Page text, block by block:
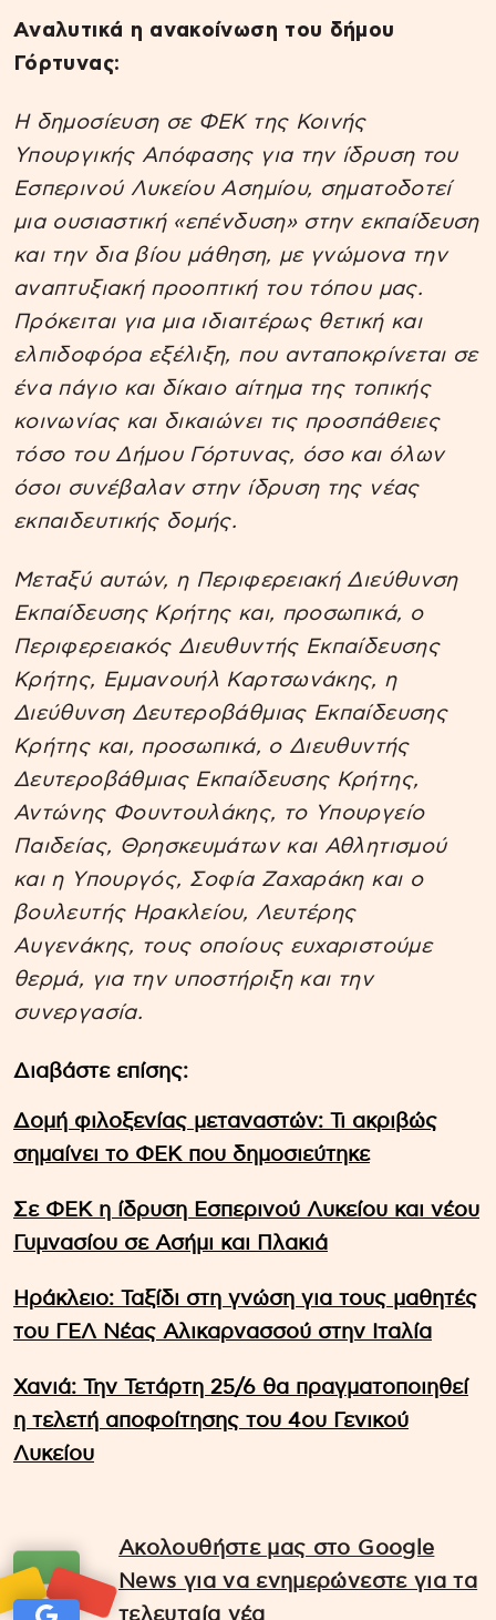
Αναλυτικά η ανακοίνωση του δήμου
Γόρτυνας:
Η δημοσίευση σε ΦΕΚ της Κοινής
Υπουργικής Απόφασης για την ίδρυση του
Εσπερινού Λυκείου Ασημίου, σηματοδοτεί
μια ουσιαστική «επένδυση» στην εκπαίδευση
και την δια βίου μάθηση, με γνώμονα την
αναπτυξιακή προοπτική του τόπου μας.
Πρόκειται για μια ιδιαιτέρως θετική και
ελπιδοφόρα εξέλιξη, που ανταποκρίνεται σε
ένα πάγιο και δίκαιο αίτημα της τοπικής
κοινωνίας και δικαιώνει τις προσπάθειες
τόσο του Δήμου Γόρτυνας, όσο και όλων
όσοι συνέβαλαν στην ίδρυση της νέας
εκπαιδευτικής δομής.
Μεταξύ αυτών, η Περιφερειακή Διεύθυνση
Εκπαίδευσης Κρήτης και, προσωπικά, ο
Περιφερειακός Διευθυντής Εκπαίδευσης
Κρήτης, Εμμανουήλ Καρτσωνάκης, η
Διεύθυνση Δευτεροβάθμιας Εκπαίδευσης
Κρήτης και, προσωπικά, ο Διευθυντής
Δευτεροβάθμιας Εκπαίδευσης Κρήτης,
Αντώνης Φουντουλάκης, το Υπουργείο
Παιδείας, Θρησκευμάτων και Αθλητισμού
και η Υπουργός, Σοφία Ζαχαράκη και ο
βουλευτής Ηρακλείου, Λευτέρης
Αυγενάκης, τους οποίους ευχαριστούμε
θερμά, για την υποστήριξη και την
συνεργασία.
Διαβάστε επίσης:
Δομή φιλοξενίας μεταναστών: Τι ακριβώς
σημαίνει το ΦΕΚ που δημοσιεύτηκε
Σε ΦΕΚ η ίδρυση Εσπερινού Λυκείου και νέου
Γυμνασίου σε Ασήμι και Πλακιά
Ηράκλειο: Ταξίδι στη γνώση για τους μαθητές
του ΓΕΛ Νέας Αλικαρνασσού στην Ιταλία
Χανιά: Την Τετάρτη 25/6 θα πραγματοποιηθεί
η τελετή αποφοίτησης του 4ου Γενικού
Λυκείου
Ακολουθήστε μας στο Google
News για να ενημερώνεστε για τα
τελευταία νέα